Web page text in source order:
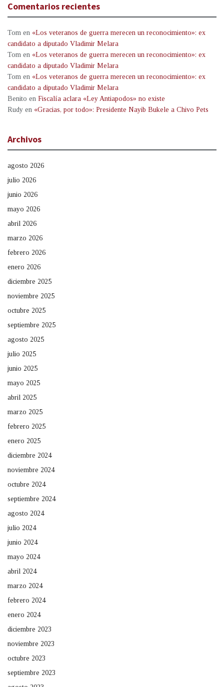
Comentarios recientes
Tom en «Los veteranos de guerra merecen un reconocimiento»: ex
candidato a diputado Vladimir Melara
Tom en «Los veteranos de guerra merecen un reconocimiento»: ex
candidato a diputado Vladimir Melara
Tom en «Los veteranos de guerra merecen un reconocimiento»: ex
candidato a diputado Vladimir Melara
Benito en Fiscalía aclara «Ley Antiapodos» no existe
Rudy en «Gracias, por todo»: Presidente Nayib Bukele a Chivo Pets
Archivos
agosto 2026
julio 2026
junio 2026
mayo 2026
abril 2026
marzo 2026
febrero 2026
enero 2026
diciembre 2025
noviembre 2025
octubre 2025
septiembre 2025
agosto 2025
julio 2025
junio 2025
mayo 2025
abril 2025
marzo 2025
febrero 2025
enero 2025
diciembre 2024
noviembre 2024
octubre 2024
septiembre 2024
agosto 2024
julio 2024
junio 2024
mayo 2024
abril 2024
marzo 2024
febrero 2024
enero 2024
diciembre 2023
noviembre 2023
octubre 2023
septiembre 2023